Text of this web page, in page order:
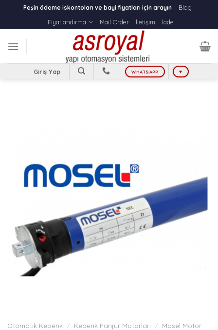
content
Peşin ödeme iskontoları ve bayi fiyatları için arayın
Blog
Fiyatlandırma
Mail Order İletişim İade
Giriş Yap WHATSAPP ♥
Otomatik Kepenk / Kepenk Panjur Motorları / Mosel Motor